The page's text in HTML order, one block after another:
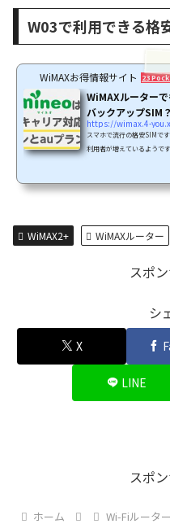
W03で利用できる格
WiMAXお得情報サイト 23
WiMAXルーター
バックアップSIM
https://wimax.4-
スマホで流行の格安SIMで
利用者が増えているようで
のmineo(マイネオ)の紹介
e...
WiMAX2+ WiMAXルーター
スポ
シ
X
LINE
スポ
ホーム Wi-Fiルーター